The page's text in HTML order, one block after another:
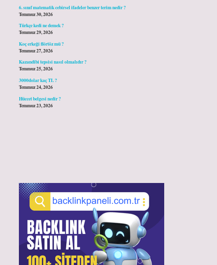
6. sınıf matematik cebirsel ifadeler benzer terim nedir ?
Temmuz 30, 2026
Türkçe kedi ne demek ?
Temmuz 29, 2026
Koç erkeği flörtöz mü ?
Temmuz 27, 2026
Kazandibi tepsisi nasıl olmalıdır ?
Temmuz 25, 2026
3000dolar kaç TL ?
Temmuz 24, 2026
Hüccet belgesi nedir ?
Temmuz 23, 2026